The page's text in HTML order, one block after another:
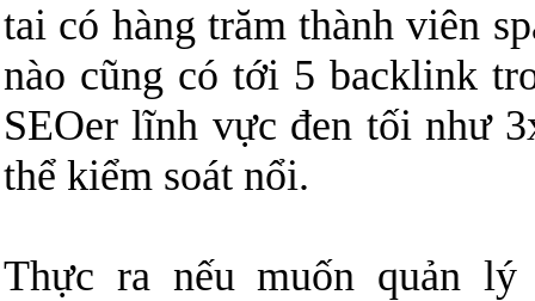
tai có hàng trăm thành viên
nào cũng có tới 5 backlink
SEOer lĩnh vực đen tối như
thể kiểm soát nổi.
Thực ra nếu muốn quản